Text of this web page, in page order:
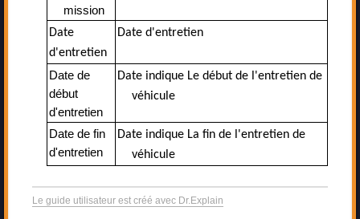
mission
Date
d'entretien
Date d'entretien
Date de
début
d'entretien
Date indique Le début de l'entretien de
véhicule
Date de fin
d'entretien
Date indique La fin de l'entretien de
véhicule
Le guide utilisateur est créé avec Dr.Explain